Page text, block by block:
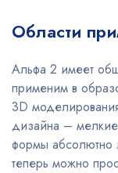
Области
Альфа 2 имеет
применим в
3D
дизайна –
формы абсолютно
теперь можно